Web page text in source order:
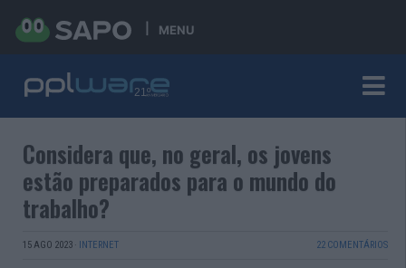
MENU
Considera que, no geral, os jovens
estão preparados para o mundo do
trabalho?
15 AGO 2023 · INTERNET 22 COMENTÁRIOS